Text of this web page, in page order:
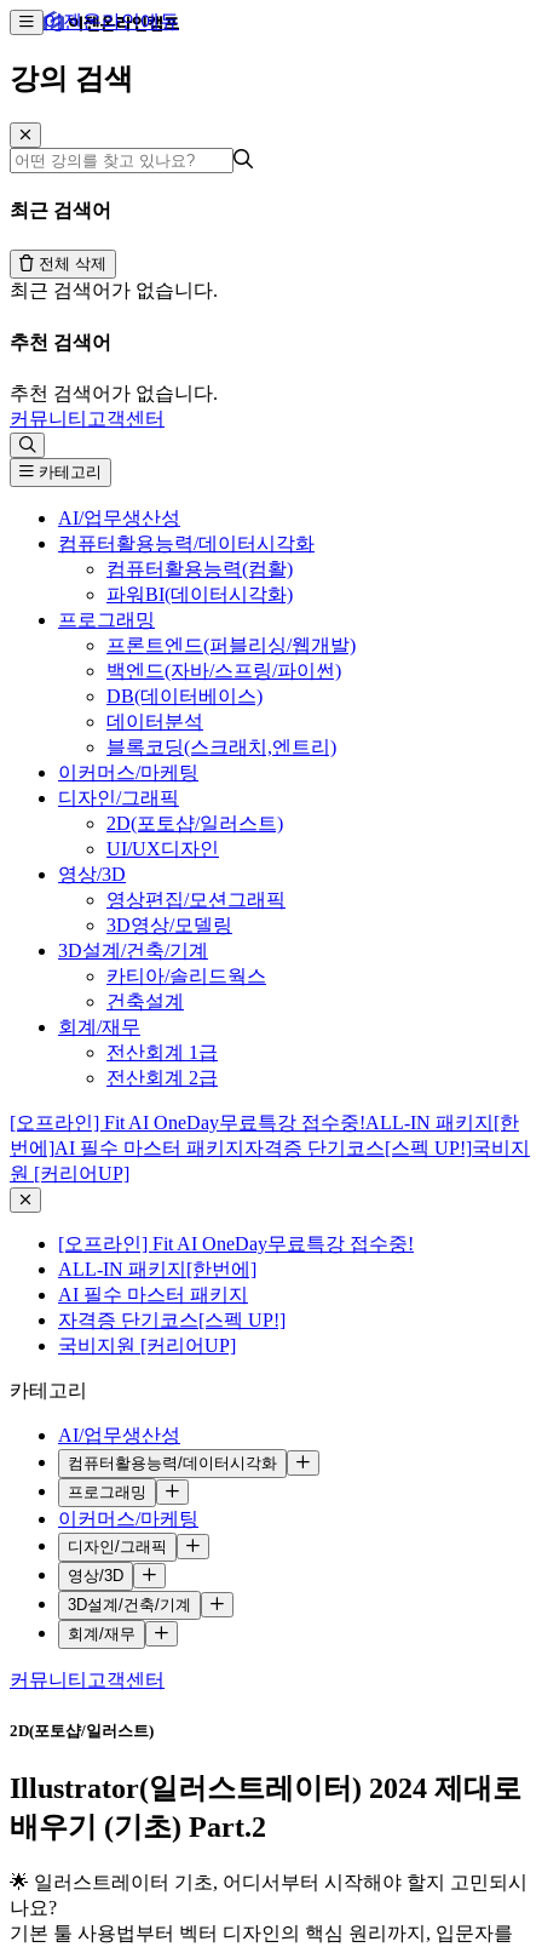
이젠온라인에듀
강의 검색
최근 검색어
전체 삭제
최근 검색어가 없습니다.
추천 검색어
추천 검색어가 없습니다.
커뮤니티 고객센터
카테고리
AI/업무생산성
컴퓨터활용능력/데이터시각화
컴퓨터활용능력(컴활)
파워BI(데이터시각화)
프로그래밍
프론트엔드(퍼블리싱/웹개발)
백엔드(자바/스프링/파이썬)
DB(데이터베이스)
데이터분석
블록코딩(스크래치,엔트리)
이커머스/마케팅
디자인/그래픽
2D(포토샵/일러스트)
UI/UX디자인
영상/3D
영상편집/모션그래픽
3D영상/모델링
3D설계/건축/기계
카티아/솔리드웍스
건축설계
회계/재무
전산회계 1급
전산회계 2급
[오프라인] Fit AI OneDay무료특강 접수중!ALL-IN 패키지[한
번에]AI 필수 마스터 패키지 자격증 단기코스[스펙 UP!]국비지
원 [커리어UP]
[오프라인] Fit AI OneDay무료특강 접수중!
ALL-IN 패키지[한번에]
AI 필수 마스터 패키지
자격증 단기코스[스펙 UP!]
국비지원 [커리어UP]
카테고리
AI/업무생산성
컴퓨터활용능력/데이터시각화
프로그래밍
이커머스/마케팅
디자인/그래픽
영상/3D
3D설계/건축/기계
회계/재무
커뮤니티 고객센터
2D(포토샵/일러스트)
Illustrator(일러스트레이터) 2024 제대로
배우기 (기초) Part.2
🌟 일러스트레이터 기초, 어디서부터 시작해야 할지 고민되시
나요?
기본 툴 사용법부터 벡터 디자인의 핵심 원리까지, 입문자를